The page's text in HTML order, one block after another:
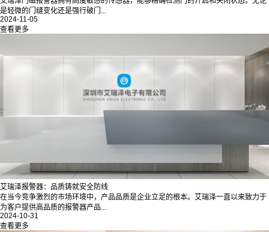
是轻微的门缝变化还是强行破门...
2024-11-05
查看更多
艾瑞泽报警器：品质铸就安全防线
在当今竞争激烈的市场环境中，产品品质是企业立足的根本。艾瑞泽一直以来致力于
为客户提供高品质的报警器产品...
2024-10-31
查看更多